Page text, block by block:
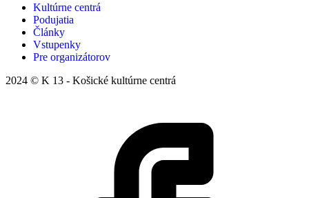
Kultúrne centrá
Podujatia
Články
Vstupenky
Pre organizátorov
2024 © K 13 - Košické kultúrne centrá